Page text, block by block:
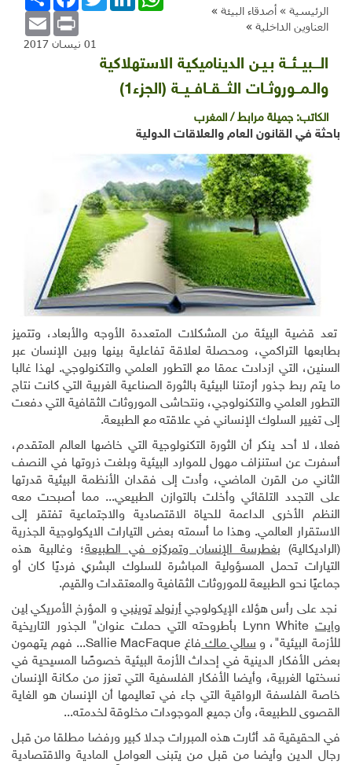
الرئيسية » أصدقاء البيئة »
العناوين الداخلية »
Email Print
01 نيسان 2017
الـــبيــئــة بـيـن الديناميكية الاستهلاكية
والـمــوروثــات الثـــقــافــيــة (الجزء1)
الكاتب: جميلة مرابط / المغرب
باحثة في القانون العام والعلاقات الدولية
تعد قضية البيئة من المشكلات المتعددة الأوجه والأبعاد، وتتميز
بطابعها التراكمي، ومحصلة لعلاقة تفاعلية بينها وبين الإنسان عبر
السنين، التي ازدادت عمقا مع التطور العلمي والتكنولوجي. لهذا غالبا
ما يتم ربط جذور أزمتنا البيئية بالثورة الصناعية الغربية التي كانت نتاج
التطور العلمي والتكنولوجي، ونتحاشى الموروثات الثقافية التي دفعت
إلى تغيير السلوك الإنساني في علاقته مع الطبيعة.
فعلا، لا أحد ينكر أن الثورة التكنولوجية التي خاضها العالم المتقدم،
أسفرت عن استنزاف مهول للموارد البيئية وبلغت ذروتها في النصف
الثاني من القرن الماضي، وأدت إلى فقدان الأنظمة البيئية قدرتها
على التجدد التلقائي وأخلت بالتوازن الطبيعي... مما أصبحت معه
النظم الأخرى الداعمة للحياة الاقتصادية والاجتماعية تفتقر إلى
الاستقرار العالمي. وهذا ما أسمته بعض التيارات الايكولوجية الجذرية
(الراديكالية)بغطرسة الإنسان وتمركزه في الطبيعة؛ وغالبية هذه
التيارات تحمل المسؤولية المباشرة للسلوك البشري فرديًا كان أو
جماعيًا نحو الطبيعة للموروثات الثقافية والمعتقدات والقيم.
نجد على رأس هؤلاء الإيكولوجيأرنولد توينبي و المؤرخ الأمريكي لين
وايت Lynn White بأطروحته التي حملت عنوان" الجذور التاريخية
للأزمة البيئية"، وسالي ماكفاغ Sallie MacFaque... فهم يتهمون
بعض الأفكار الدينية في إحداث الأزمة البيئية خصوصًا المسيحية في
نسختها الغربية، وأيضا الأفكار الفلسفية التي تعزز من مكانة الإنسان
خاصة الفلسفة الرواقية التي جاء في تعاليمها أن الإنسان هو الغاية
القصوى للطبيعة، وأن جميع الموجودات مخلوقة لخدمته...
في الحقيقية قد أثارت هذه المبررات جدلا كبير ورفضا مطلقا من قبل
رجال الدين وأيضا من قبل من يتبنى العوامل المادية والاقتصادية